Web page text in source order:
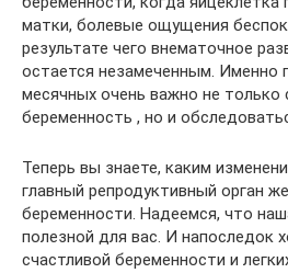
матки, болевые ощущения
результате чего внематочное
остается незамеченным. Именно
месячных очень важно не только
беременность , но и
Теперь вы знаете, каким
главный репродуктивный орган
беременности. Надеемся, что
полезной для вас. И напоследок
счастливой беременности и